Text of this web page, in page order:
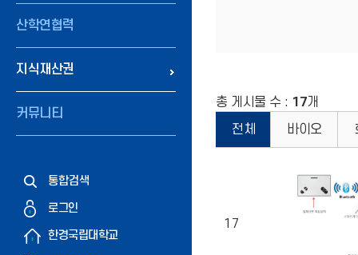
산학연협력
지식재산권
커뮤니티
통합검색
로그인
한경국립대학교
총 게시물 수 : 17개
전체
바이오
17